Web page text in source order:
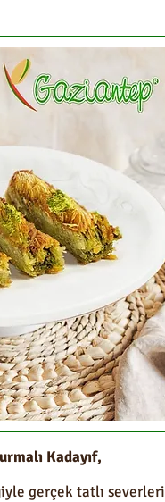
Kadayıf,
gerçek tatlı